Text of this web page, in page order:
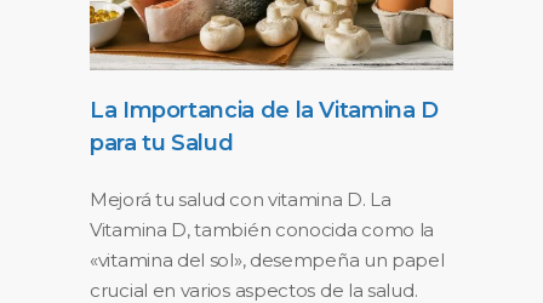
La Importancia de la Vitamina D
para tu Salud
Mejorá tu salud con vitamina D. La
Vitamina D, también conocida como la
«vitamina del sol», desempeña un papel
crucial en varios aspectos de la salud.